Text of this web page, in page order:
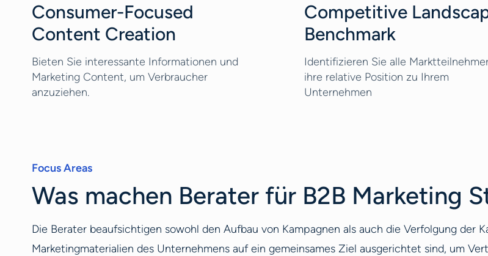
Consumer-Focused
Content Creation
Bieten Sie interessante Informationen und
Marketing Content, um Verbraucher
anzuziehen.
Competitive
Benchmark
Identifizieren Sie alle
ihre relative Position zu Ihrem
Unternehmen
Focus Areas
Was machen Berater für B2B Marketing
Die Berater beaufsichtigen sowohl den Aufbau von Kampagnen als auch die Verfolgung der
Marketingmaterialien des Unternehmens auf ein gemeinsames Ziel ausgerichtet sind, um